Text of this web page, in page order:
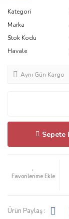
Kategori
Marka
Stok Kodu
Havale
Aynı Gün Kargo
Sepete
Ürün Paylaş :